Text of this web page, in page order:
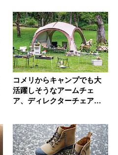
コメリからキャンプでも大
活躍しそうなアームチェ
ア、ディレクターチェアほ